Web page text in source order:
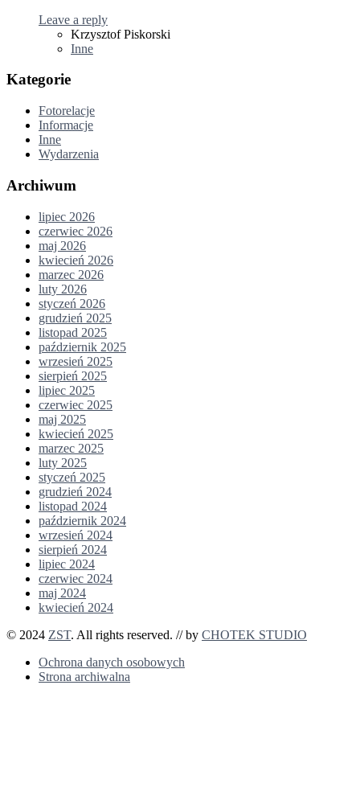
Leave a reply
Krzysztof Piskorski
Inne
Kategorie
Fotorelacje
Informacje
Inne
Wydarzenia
Archiwum
lipiec 2026
czerwiec 2026
maj 2026
kwiecień 2026
marzec 2026
luty 2026
styczeń 2026
grudzień 2025
listopad 2025
październik 2025
wrzesień 2025
sierpień 2025
lipiec 2025
czerwiec 2025
maj 2025
kwiecień 2025
marzec 2025
luty 2025
styczeń 2025
grudzień 2024
listopad 2024
październik 2024
wrzesień 2024
sierpień 2024
lipiec 2024
czerwiec 2024
maj 2024
kwiecień 2024
© 2024 ZST. All rights reserved. // by CHOTEK STUDIO
Ochrona danych osobowych
Strona archiwalna